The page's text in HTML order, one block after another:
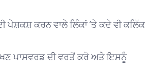
ਪੇਸ਼ਕਸ਼ ਕਰਨ ਵਾਲੇ ਲਿੰਕਾਂ ’ਤੇ ਕਦੇ ਵੀ ਕਲਿੱਕ
ਪਾਸਵਰਡ ਦੀ ਵਰਤੋਂ ਕਰੋ ਅਤੇ ਇਸਨੂੰ